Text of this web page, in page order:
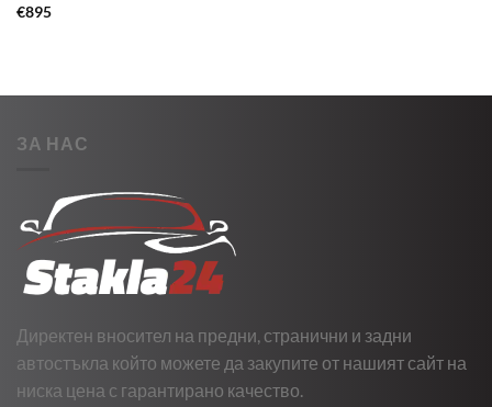
€895
ЗА НАС
Директен вносител на предни, странични и задни
автостъкла който можете да закупите от нашият сайт на
ниска цена с гарантирано качество.